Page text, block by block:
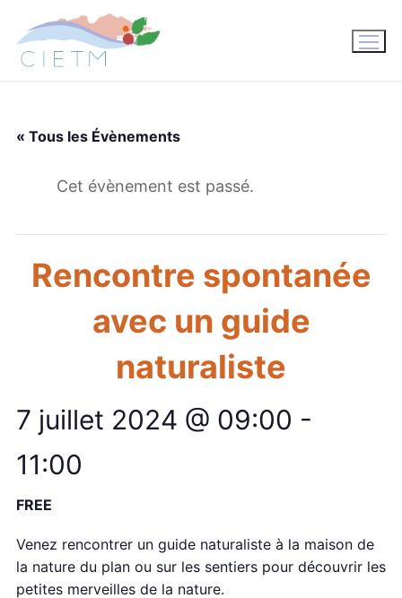
contenu
« Tous les Évènements
Cet évènement est passé.
Rencontre spontanée
avec un guide
naturaliste
7 juillet 2024 @ 09:00 -
11:00
FREE
Venez rencontrer un guide naturaliste à la maison de
la nature du plan ou sur les sentiers pour découvrir les
petites merveilles de la nature.